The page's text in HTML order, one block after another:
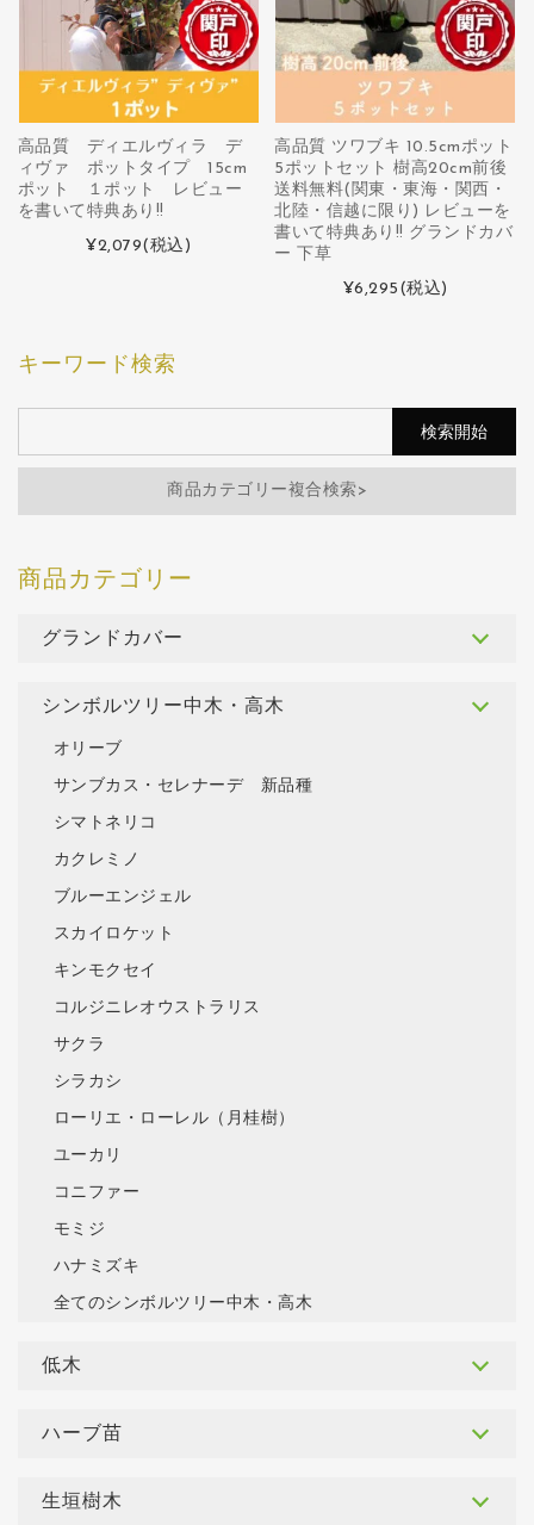
高品質 ディエルヴィラ デ
ィヴァ ポットタイプ 15cm
ポット １ポット レビュー
を書いて特典あり!!
¥2,079(税込)
高品質 ツワブキ 10.5cmポット
5ポットセット 樹高20cm前後
送料無料(関東・東海・関西・
北陸・信越に限り) レビューを
書いて特典あり!! グランドカバ
ー 下草
¥6,295 (税込)
キーワード検索
商品カテゴリー複合検索>
グランドカバー
シンボルツリー中木・高木
オリーブ
サンブカス・セレナーデ 新品種
シマトネリコ
カクレミノ
ブルーエンジェル
スカイロケット
キンモクセイ
コルジニレオウストラリス
サクラ
シラカシ
ローリエ・ローレル（月桂樹）
ユーカリ
コニファー
モミジ
ハナミズキ
全てのシンボルツリー中木・高木
低木
ハーブ苗
生垣樹木